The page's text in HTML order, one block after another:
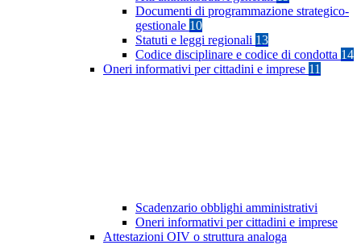
Documenti di programmazione strategico-
gestionale 10
Statuti e leggi regionali 13
Codice disciplinare e codice di condotta 14
Oneri informativi per cittadini e imprese 11
Scadenzario obblighi amministrativi
Oneri informativi per cittadini e imprese
Attestazioni OIV o struttura analoga